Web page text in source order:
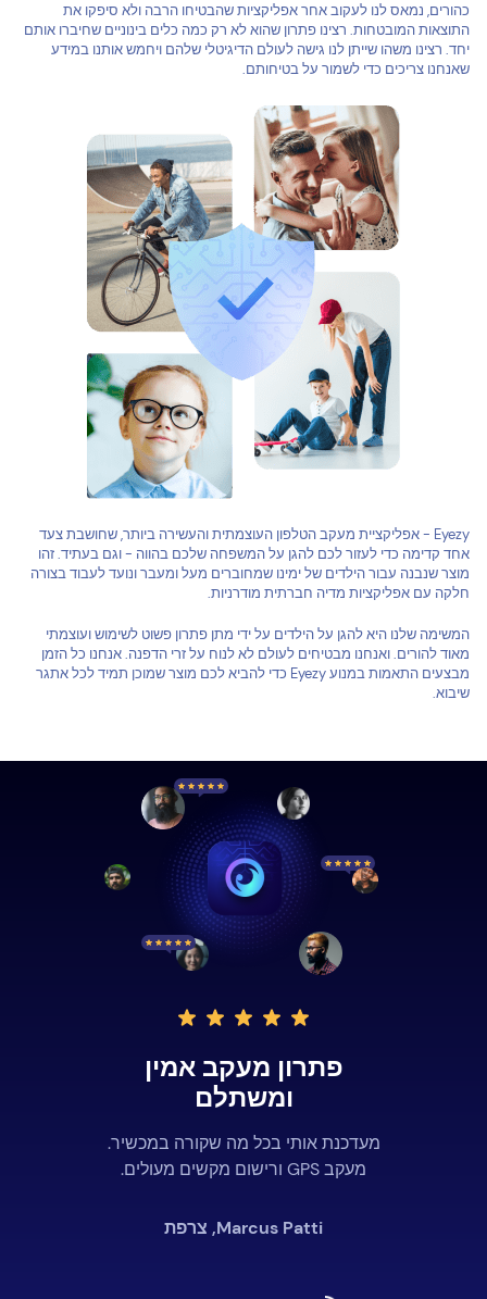
כהורים, נמאס לנו לעקוב אחר אפליקציות שהבטיחו הרבה ולא סיפקו את
התוצאות המובטחות. רצינו פתרון שהוא לא רק כמה כלים בינוניים שחיברו אותם
יחד. רצינו משהו שייתן לנו גישה לעולם הדיגיטלי שלהם ויחמש אותנו במידע
שאנחנו צריכים כדי לשמור על בטיחותם.
Eyezy - אפליקציית מעקב הטלפון העוצמתית והעשירה ביותר, שחושבת צעד
אחד קדימה כדי לעזור לכם להגן על המשפחה שלכם בהווה - וגם בעתיד. זהו
מוצר שנבנה עבור הילדים של ימינו שמחוברים מעל ומעבר ונועד לעבוד בצורה
חלקה עם אפליקציות מדיה חברתית מודרניות.
המשימה שלנו היא להגן על הילדים על ידי מתן פתרון פשוט לשימוש ועוצמתי
מאוד להורים. ואנחנו מבטיחים לעולם לא לנוח על זרי הדפנה. אנחנו כל הזמן
מבצעים התאמות במנוע Eyezy כדי להביא לכם מוצר שמוכן תמיד לכל אתגר
שיבוא.
פתרון מעקב אמין
ומשתלם
מעדכנת אותי בכל מה שקורה במכשיר.
מעקב GPS ורישום מקשים מעולים.
Marcus Patti, צרפת